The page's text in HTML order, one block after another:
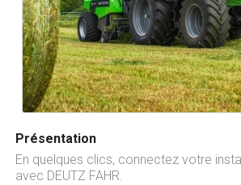
Présentation
En quelques clics, connectez votre
avec DEUTZ FAHR.